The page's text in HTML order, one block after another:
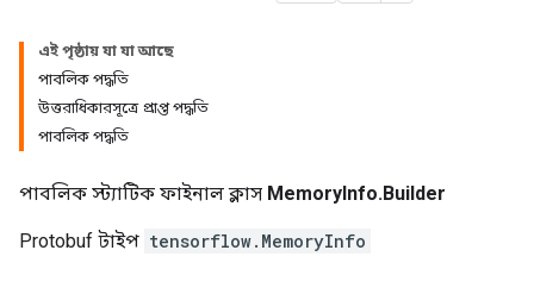
এই পৃষ্ঠায় যা যা আছে
পাবলিক পদ্ধতি
উত্তরাধিকারসূত্রে প্রাপ্ত পদ্ধতি
পাবলিক পদ্ধতি
পাবলিক স্ট্যাটিক ফাইনাল ক্লাস MemoryInfo.Builder
Protobuf টাইপ tensorflow.MemoryInfo